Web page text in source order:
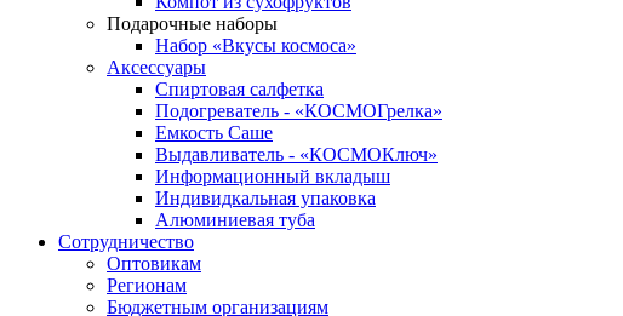
Подарочные наборы
Набор «Вкусы космоса»
Аксессуары
Спиртовая салфетка
Подогреватель - «КОСМОГрелка»
Емкость Саше
Выдавливатель - «КОСМОКлюч»
Информационный вкладыш
Индивидкальная упаковка
Алюминиевая туба
Сотрудничество
Оптовикам
Регионам
Бюджетным организациям